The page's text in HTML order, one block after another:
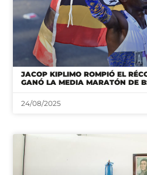
JACOP KIPLIMO ROMPIÓ EL
GANÓ LA MEDIA MARATÓN DE
24/08/2025